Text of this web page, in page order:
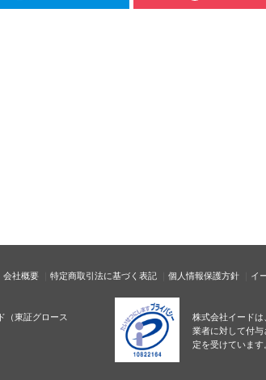
会社概要 特定商取引法に基づく表記 個人情報保護方針 イ
（東証グロース
株式会社イード
業者に対して付
定を受けています。